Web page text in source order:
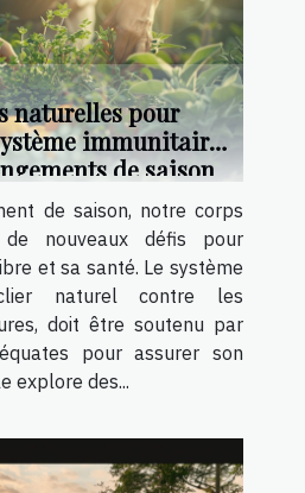
naturelles pour
immunitaire
de saison
de saison, notre corps
nouveaux défis pour
et sa santé. Le système
naturel contre les
doit être soutenu par
pour assurer son
explore des...